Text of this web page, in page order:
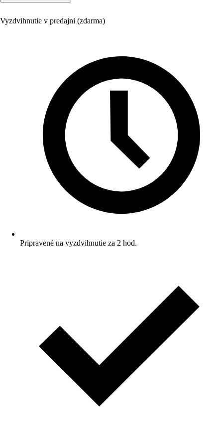
Vyzdvihnutie v predajni (zdarma)
Pripravené na vyzdvihnutie za 2 hod.